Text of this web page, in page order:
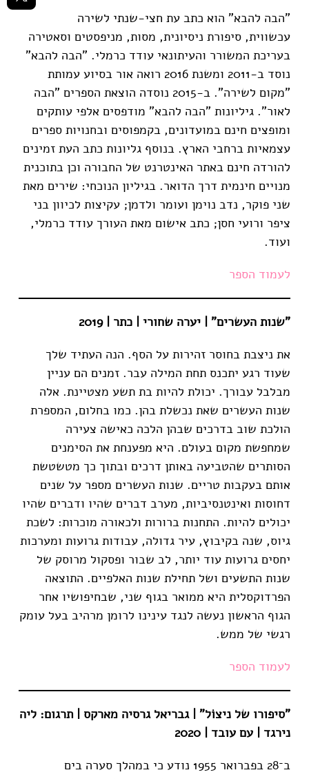
"הבה להבא" הוא כתב עת חצי-שנתי לשירה
עכשווית, סיפורת ניסיונית, מסות, מניפסטים וסאטירה
בעריכת המשורר והעיתונאי עודד כרמלי. "הבה להבא"
נוסד ב-2011 ומשנת 2016 רואה אור בסיוע עמותת
"מקום לשירה". ב-2015 נוסדה הוצאת הספרים "הבה
לאור". גיליונות "הבה להבא" מודפסים אלפי עותקים
ומופצים חינם במועדונים, בקמפוסים ובחנויות ספרים
עצמאיות ברחבי הארץ. בנוסף גליונות כתב העת זמינים
להורדה חינם באתר האינטרנט של החבורה וכן בתוכנית
מנויים חינמית דרך הדואר. בגיליון הנוכחי: שירים מאת
שני פוקר, נדב נוימן ועומר ולדמן; עקיצות לכיוון בני
ציפר ורועי חסן; כתב אישום מאת העורך עודד כרמלי,
ועוד.
לעמוד הספר
"שנות העשרים" | יערה שחורי | כתר | 2019
את ניצבת בחוסר זהירות על הסף. הנה העתיד שלך
שעוד רגע יתכנס תחת המילה עבר. זמנים הם עניין
מבלבל עבורך. יכולת להיות בת תשע מצטיינת. אלה
שנות העשרים שאת נכשלת בהן. כמו בחלום, המספרת
הולכת שוב בדרכים שבהן הלכה כאישה צעירה
שמחפשת מקום בעולם. היא מפענחת את הסימנים
הסותרים שהטביעה באותן דרכים ובתוך כך מטשטשת
אותם בעקבות טריים. שנות העשרים מספר על שנים
דחוסות ואינטנסיביות, מערב דברים שהיו ודברים שהיו
יכולים להיות. התחנות ברורות ולכאורה מוכרות: לשכת
גיוס, שנה בקיבוץ, עיר גדולה, עבודות גרועות ומערכות
יחסים גרועות עוד יותר, לב שבור ופסקול מרוסק של
שנות התשעים ושל תחילת שנות האלפיים. התוצאה
הפרדוקסלית היא ממואר בגוף שני, שבחיפושיו אחר
הגוף הראשון נעשה לנגד עינינו לרומן מרהיב בעל עומק
רגשי של ממש.
לעמוד הספר
"סיפורו של ניצוֹל" | גבריאל גרסיה מארקס | תרגום: ליה
נירגד | עם עובד | 2020
ב־28 בפברואר 1955 נודע כי במהלך סערה בים